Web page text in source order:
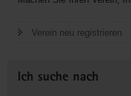
Verein neu registrieren
Ich suche nach